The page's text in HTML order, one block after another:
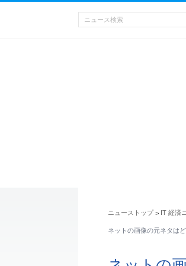
ニューストップ > IT 経済
ネットの画像の元ネタは